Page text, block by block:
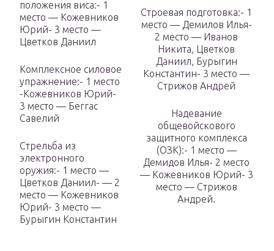
положения виса:- 1
место — Кожевников
Юрий- 3 место —
Цветков Даниил
Комплексное силовое
упражнение:- 1 место
-Кожевников Юрий-
3 место — Беггас
Савелий
Стрельба из
электронного
оружия:- 1 место —
Цветков Даниил- — 2
место — Кожевников
Юрий- 3 место —
Бурыгин Константин
Строевая подготовка:- 1
место — Демилов Илья-
2 место — Иванов
Никита, Цветков
Даниил, Бурыгин
Константин- 3 место —
Стрижов Андрей
Надевание
общевойскового
защитного комплекса
(ОЗК):- 1 место —
Демидов Илья- 2 место
— Кожевников Юрий- 3
место — Стрижов
Андрей.